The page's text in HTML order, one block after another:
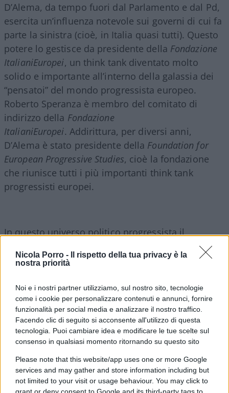
Nicola Porro -
Il rispetto della tua privacy è la
nostra priorità
Noi e i nostri partner utilizziamo, sul nostro sito, tecnologie
come i cookie per personalizzare contenuti e annunci, fornire
funzionalità per social media e analizzare il nostro traffico.
Facendo clic di seguito si acconsente all'utilizzo di questa
tecnologia. Puoi cambiare idea e modificare le tue scelte sul
consenso in qualsiasi momento ritornando su questo sito
Please note that this website/app uses one or more Google
services and may gather and store information including but
not limited to your visit or usage behaviour. You may click to
D’Alema, da tempo fuori dal Parlamento e dal Pd,
esercita un’influenza notevole sui governi di cui fa
parte la sinistra (cioè, in Italia quasi tutti). Questo
potere lo gestisce da presidente della Fondazione
ItalianiEuropei, un think tank diventato molto
solido e importante all’interno della galassia dei
“pensatoi” del mondo progressista europeo.
Roberto Speranza è membro del comitato di
indirizzo della Fondazione
ItalianiEuropei. Addirittura, per diversi anni,
D’Alema è stato presidente della Foundation for
European Progressive Studies, cioè la fondazione
che riunisce tutti i più importanti think tank
progressisti europei.
In questo universo politico progressista il
rimedio al virus ma anche come una soluzione
misure restrittive è segno distintivo di civismo, di
amore per gli altri, di superiorità morale (vecchio
difetto della sinistra di tutto il mondo). Chi
esprime dubbi o dissenso verso le misure
liberticide è un incivile, un parvenu e, in fin dei
conti, un bieco fascista. Da questo punto di vista,
Speranza in Italia ha portato avanti questa
impostazione con coerenza e determinazione. La